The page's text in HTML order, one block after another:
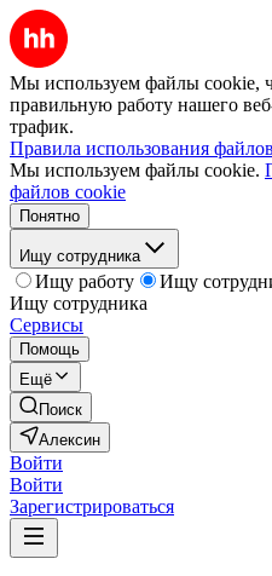
Мы используем файлы cookie,
правильную работу нашего
трафик.
Правила использования
Мы используем файлы cookie.
файлов cookie
Понятно
Ищу сотрудника
Ищу работу
Ищу
Ищу сотрудника
Сервисы
Помощь
Ещё
Поиск
Алексин
Войти
Войти
Зарегистрироваться